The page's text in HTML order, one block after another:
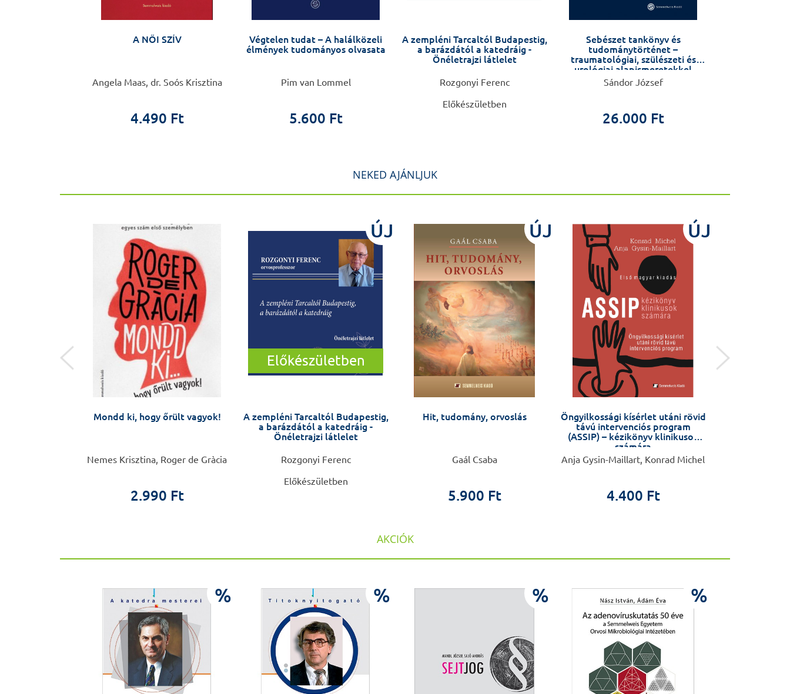
A NŐI SZÍV
Angela Maas, dr. Soós Krisztina
4.490 Ft
Végtelen tudat – A halálközeli
élmények tudományos olvasata
Pim van Lommel
5.600 Ft
A zempléni Tarcaltól Budapestig,
a barázdától a katedráig -
Önéletrajzi látlelet
Rozgonyi Ferenc
Előkészületben
Sebészet tankönyv és
tudománytörténet –
traumatológiai, szülészeti és
urológiai alapismeretekkel
kiegészítve –
Sándor József
26.000 Ft
NEKED AJÁNLJUK
Mondd ki, hogy őrült vagyok!
Nemes Krisztina, Roger de Gràcia
2.990 Ft
ÚJ
Előkészületben
A zempléni Tarcaltól Budapestig,
a barázdától a katedráig -
Önéletrajzi látlelet
Rozgonyi Ferenc
Előkészületben
ÚJ
Hit, tudomány, orvoslás
Gaál Csaba
5.900 Ft
ÚJ
Öngyilkossági kísérlet utáni rövid
távú intervenciós program
(ASSIP) – kézikönyv klinikusok
számára
Anja Gysin-Maillart, Konrad Michel
4.400 Ft
AKCIÓK
% % % %